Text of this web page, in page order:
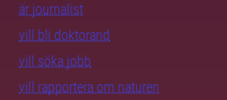
är journalist
vill bli doktorand
vill söka jobb
vill rapportera om naturen